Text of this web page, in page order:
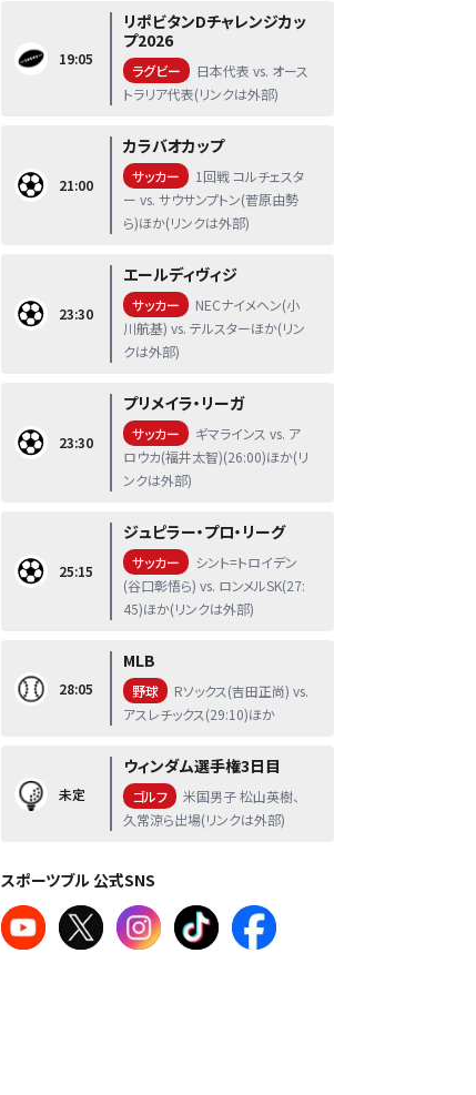
19:05
リポビタンDチャレンジカッ
プ2026
ラグビー
日本代表 vs. オース
トラリア代表(リンクは外部)
21:00
カラバオカップ
サッカー
1回戦 コルチェスタ
ー vs. サウサンプトン(菅原由勢
ら)ほか(リンクは外部)
23:30
エールディヴィジ
サッカー
NECナイメヘン(小
川航基) vs. テルスターほか(リン
クは外部)
23:30
プリメイラ・リーガ
サッカー
ギマラインス vs. ア
ロウカ(福井太智)(26:00)ほか(リ
ンクは外部)
25:15
ジュピラー・プロ・リーグ
サッカー
シント=トロイデン
(谷口彰悟ら) vs. ロンメルSK(27:
45)ほか(リンクは外部)
28:05
MLB
野球
Rソックス(吉田正尚) vs.
アスレチックス(29:10)ほか
未定
ウィンダム選手権3日目
ゴルフ
米国男子 松山英樹、
久常涼ら出場(リンクは外部)
スポーツブル 公式SNS